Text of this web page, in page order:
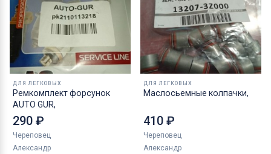
ДЛЯ ЛЕГКОВЫХ
Ремкомплект форсунок
AUTO GUR,
290 ₽
Череповец
Александр
ДЛЯ ЛЕГКОВЫХ
Маслосьемные колпачки,
410 ₽
Череповец
Александр